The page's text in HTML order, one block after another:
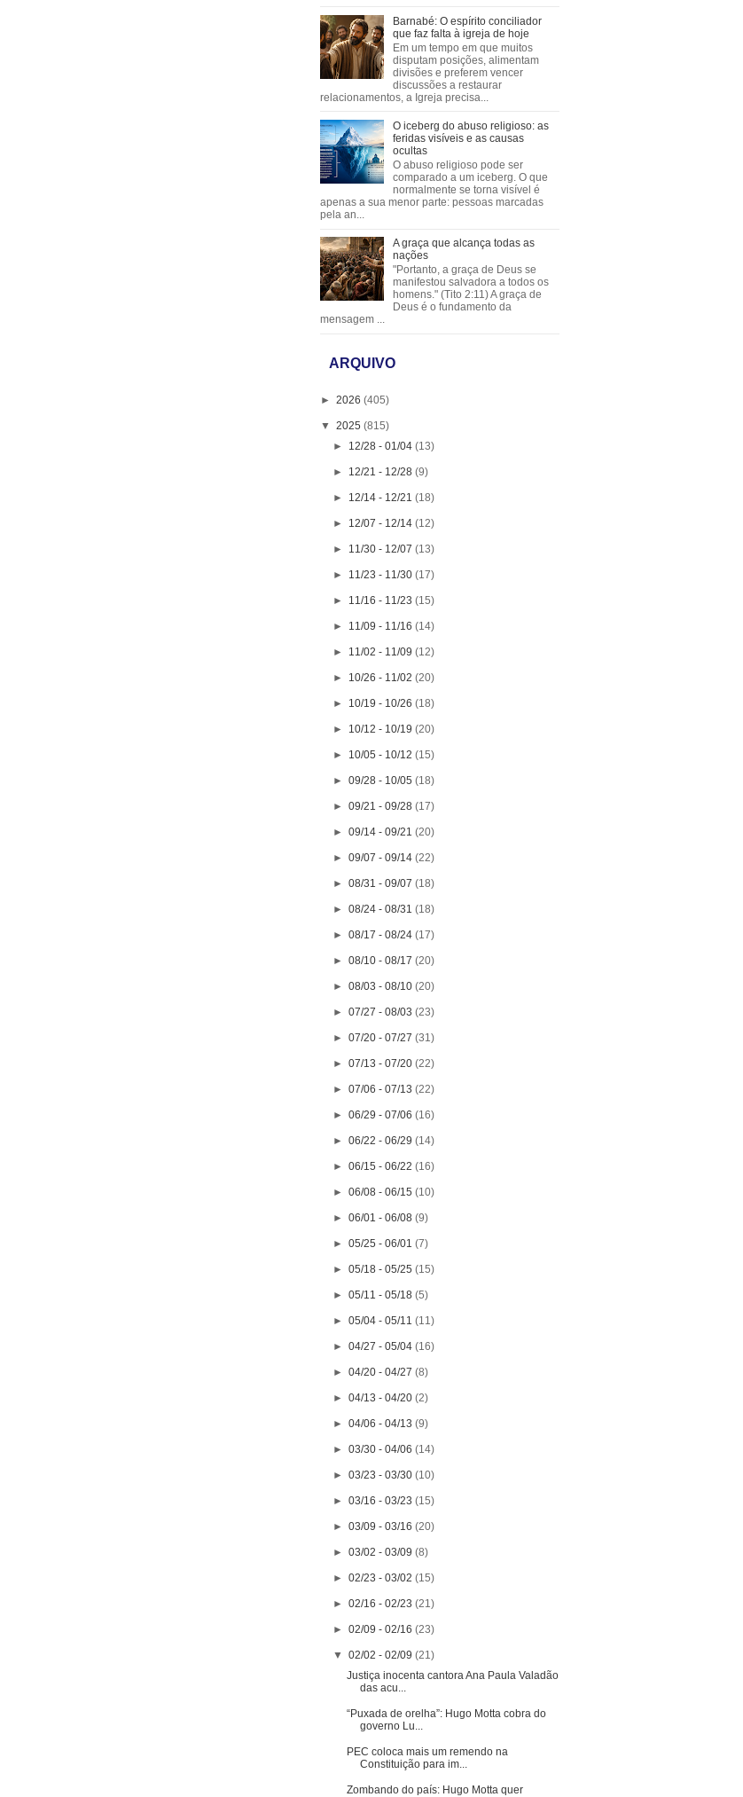
Barnabé: O espírito conciliador
que faz falta à igreja de hoje
Em um tempo em que muitos
disputam posições, alimentam
divisões e preferem vencer
discussões a restaurar
relacionamentos, a Igreja precisa...
O iceberg do abuso religioso: as
feridas visíveis e as causas
ocultas
O abuso religioso pode ser
comparado a um iceberg. O que
normalmente se torna visível é
apenas a sua menor parte: pessoas marcadas
pela an...
A graça que alcança todas as
nações
"Portanto, a graça de Deus se
manifestou salvadora a todos os
homens." (Tito 2:11) A graça de
Deus é o fundamento da
mensagem ...
ARQUIVO
► 2026 (405)
▼ 2025 (815)
► 12/28 - 01/04(13)
► 12/21 - 12/28(9)
► 12/14 - 12/21(18)
► 12/07 - 12/14(12)
► 11/30 - 12/07(13)
► 11/23 - 11/30(17)
► 11/16 - 11/23(15)
► 11/09 - 11/16(14)
► 11/02 - 11/09(12)
► 10/26 - 11/02(20)
► 10/19 - 10/26(18)
► 10/12 - 10/19(20)
► 10/05 - 10/12(15)
►09/28 - 10/05(18)
►09/21 - 09/28(17)
►09/14 - 09/21(20)
►09/07 - 09/14(22)
►08/31 - 09/07(18)
►08/24 - 08/31(18)
►08/17 - 08/24(17)
►08/10 - 08/17(20)
►08/03 - 08/10(20)
►07/27 - 08/03(23)
►07/20 - 07/27(31)
►07/13 - 07/20(22)
►07/06 - 07/13(22)
►06/29 - 07/06(16)
►06/22 - 06/29(14)
►06/15 - 06/22(16)
►06/08 - 06/15(10)
►06/01 - 06/08(9)
►05/25 - 06/01(7)
►05/18 - 05/25(15)
►05/11 - 05/18(5)
►05/04 - 05/11(11)
►04/27 - 05/04(16)
►04/20 - 04/27(8)
►04/13 - 04/20(2)
►04/06 - 04/13(9)
►03/30 - 04/06(14)
►03/23 - 03/30(10)
►03/16 - 03/23(15)
►03/09 - 03/16(20)
►03/02 - 03/09(8)
►02/23 - 03/02(15)
►02/16 - 02/23(21)
►02/09 - 02/16(23)
▼02/02 - 02/09(21)
Justiça inocenta cantora Ana Paula Valadão
das acu...
“Puxada de orelha”: Hugo Motta cobra do
governo Lu...
PEC coloca mais um remendo na
Constituição para im...
Zombando do país: Hugo Motta quer